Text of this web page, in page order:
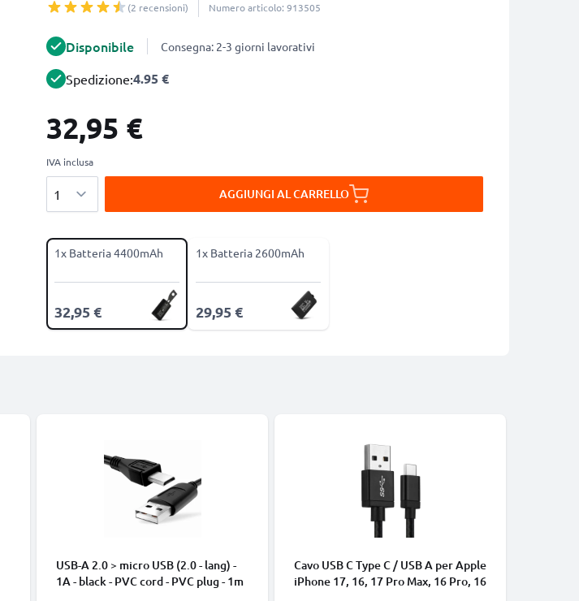
(2 recensioni) Numero articolo: 913505
Disponibile Consegna: 2-3 giorni lavorativi
Spedizione:4.95 €
32,95 €
IVA inclusa
AGGIUNGI AL CARRELLO
1x Batteria 4400mAh
32,95 €
1x Batteria 2600mAh
29,95 €
USB-A 2.0 > micro USB (2.0 - lang) -
1A - black - PVC cord - PVC plug - 1m
Cavo USB C Type C / USB A per Apple
iPhone 17, 16, 17 Pro Max, 16 Pro, 16